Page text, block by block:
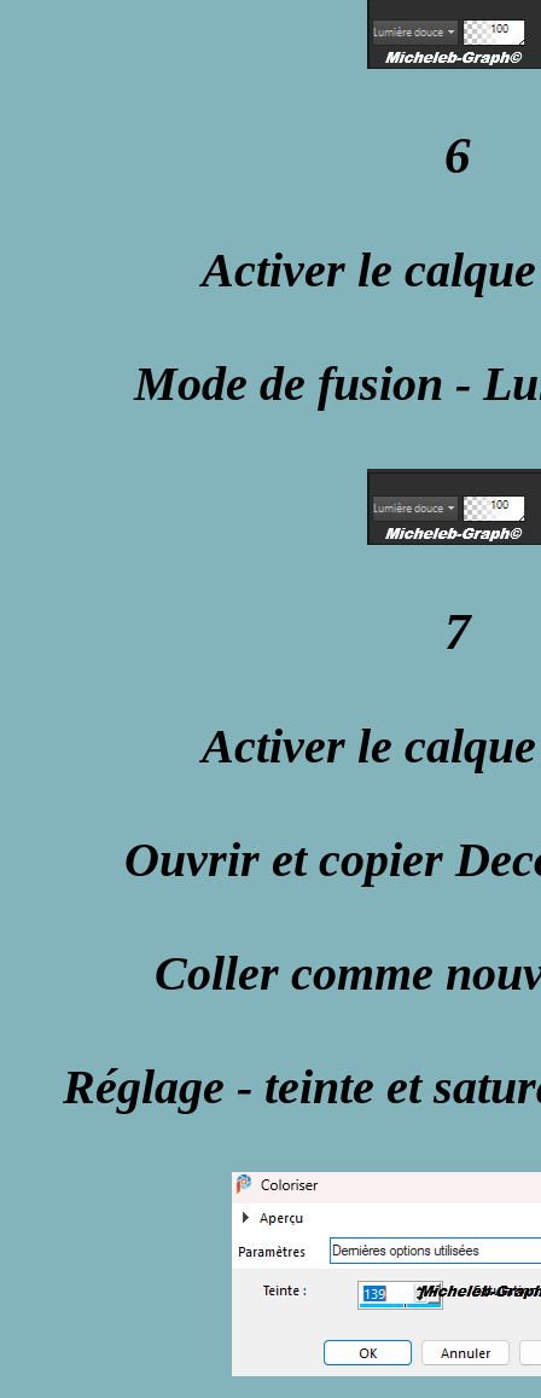
6
Activer le
Mode de fusion -
7
Activer le
Ouvrir et copier
Coller comme
Réglage - teinte et